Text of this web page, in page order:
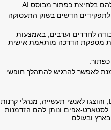
בלחיצת כפתור מבוסס AI
חדשים בשוק התעסוקה
לחרדים וערבים, באמצעות
מספקת הדרכה מותאמת אישית
לאפשר להרגיש להתהלך חופשי
, והוצגו לאנשי תעשייה, מנהלי קרנות,
אפים ונותן להם הזדמנות
ובעולם.